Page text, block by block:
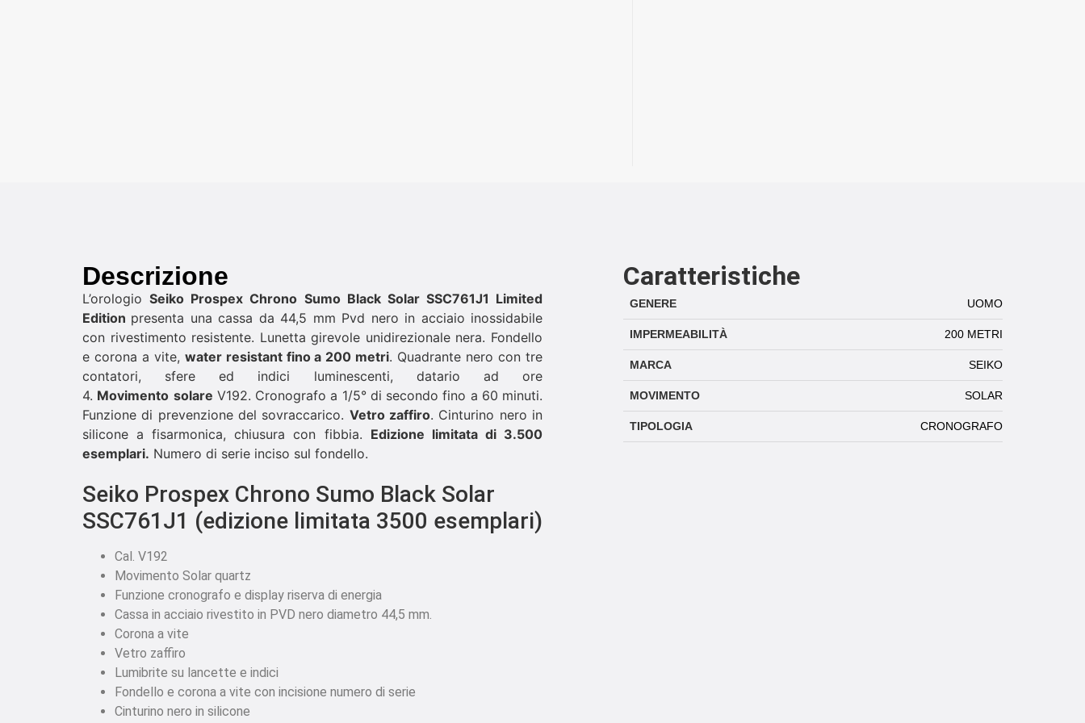
Descrizione
L’orologioSeiko Prospex Chrono Sumo Black Solar SSC761J1 Limited
Edition presenta una cassa da 44,5 mm Pvd nero in acciaio inossidabile
con rivestimento resistente. Lunetta girevole unidirezionale nera. Fondello
e corona a vite, water resistant fino a 200 metri. Quadrante nero con tre
contatori, sfere ed indici luminescenti, datario ad ore
4. Movimento solare V192. Cronografo a 1/5° di secondo fino a 60 minuti.
Funzione di prevenzione del sovraccarico. Vetro zaffiro. Cinturino nero in
silicone a fisarmonica, chiusura con fibbia. Edizione limitata di 3.500
esemplari. Numero di serie inciso sul fondello.
Seiko Prospex Chrono Sumo Black Solar
SSC761J1 (edizione limitata 3500 esemplari)
Cal. V192
Movimento Solar quartz
Funzione cronografo e display riserva di energia
Cassa in acciaio rivestito in PVD nero diametro 44,5 mm.
Corona a vite
Vetro zaffiro
Lumibrite su lancette e indici
Fondello e corona a vite con incisione numero di serie
Cinturino nero in silicone
Caratteristiche
GENERE UOMO
IMPERMEABILITÀ 200 METRI
MARCA SEIKO
MOVIMENTO SOLAR
TIPOLOGIA CRONOGRAFO